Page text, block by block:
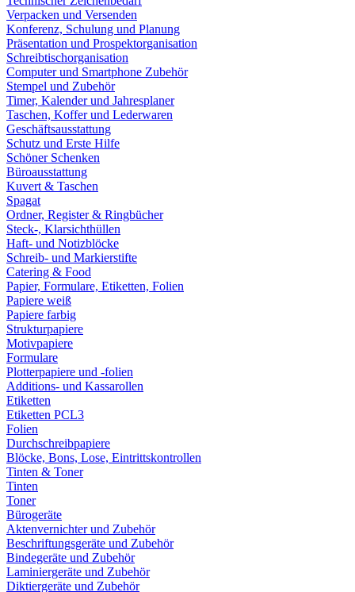
Verpacken und Versenden
Konferenz, Schulung und Planung
Präsentation und Prospektorganisation
Schreibtischorganisation
Computer und Smartphone Zubehör
Stempel und Zubehör
Timer, Kalender und Jahresplaner
Taschen, Koffer und Lederwaren
Geschäftsausstattung
Schutz und Erste Hilfe
Schöner Schenken
Büroausstattung
Kuvert & Taschen
Spagat
Ordner, Register & Ringbücher
Steck-, Klarsichthüllen
Haft- und Notizblöcke
Schreib- und Markierstifte
Catering & Food
Papier, Formulare, Etiketten, Folien
Papiere weiß
Papiere farbig
Strukturpapiere
Motivpapiere
Formulare
Plotterpapiere und -folien
Additions- und Kassarollen
Etiketten
Etiketten PCL3
Folien
Durchschreibpapiere
Blöcke, Bons, Lose, Eintrittskontrollen
Tinten & Toner
Tinten
Toner
Bürogeräte
Aktenvernichter und Zubehör
Beschriftungsgeräte und Zubehör
Bindegeräte und Zubehör
Laminiergeräte und Zubehör
Diktiergeräte und Zubehör